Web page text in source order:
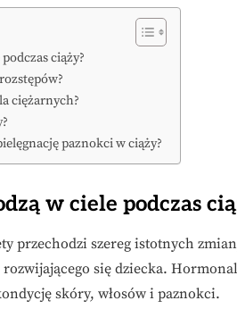
ciąży?
ciężarnych?
paznokci w ciąży?
w ciele podczas
przechodzi szereg istotnych
się dziecka.
skóry, włosów i paznokci.